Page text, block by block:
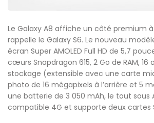
Le Galaxy A8 affiche un côté premium à
rappelle le Galaxy S6. Le nouveau
écran Super AMOLED Full HD de 5,7
cœurs Snapdragon 615, 2 Go de RAM, 16
stockage (extensible avec une carte
photo de 16 mégapixels à l’arrière et 5
une batterie de 3 050 mAh, le tout sous
compatible 4G et supporte deux cartes